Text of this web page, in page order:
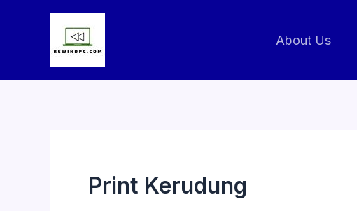
About Us
Print Kerudung